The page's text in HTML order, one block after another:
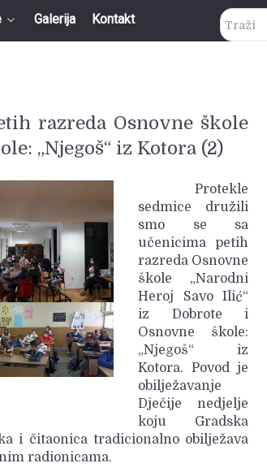
Galerija Kontakt traži...
razreda Osnovne škole
„Njegoš“ iz Kotora (2)
Protekle
sedmice družili
smo se sa
učenicima petih
razreda Osnovne
škole „Narodni
Heroj Savo Ilić“
iz Dobrote i
Osnovne škole:
„Njegoš“ iz
Kotora. Povod je
obilježavanje
Dječije nedjelje
koju Gradska
i čitaonica tradicionalno obilježava
radionicama.